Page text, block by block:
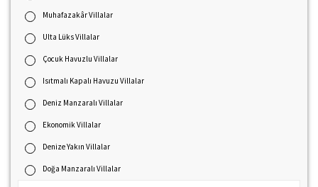
Muhafazakâr Villalar
Ulta Lüks Villalar
Çocuk Havuzlu Villalar
Isıtmalı Kapalı Havuzu Villalar
Deniz Manzaralı Villalar
Ekonomik Villalar
Denize Yakın Villalar
Doğa Manzaralı Villalar